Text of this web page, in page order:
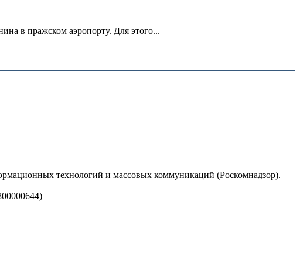
в пражском аэропорту. Для этого...
технологий и массовых коммуникаций (Роскомнадзор).